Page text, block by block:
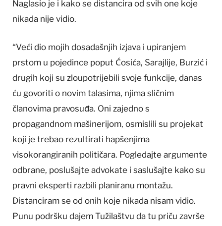
Naglasio je i kako se distancira od svih one koje
nikada nije vidio.
“Veći dio mojih dosadašnjih izjava i upiranjem
prstom u pojedince poput Ćosića, Sarajlije, Burzić i
drugih koji su zloupotrijebili svoje funkcije, danas
ću govoriti o novim talasima, njima sličnim
članovima pravosuđa. Oni zajedno s
propagandnom mašinerijom, osmislili su projekat
koji je trebao rezultirati hapšenjima
visokorangiranih političara. Pogledajte argumente
odbrane, poslušajte advokate i saslušajte kako su
pravni eksperti razbili planiranu montažu.
Distanciram se od onih koje nikada nisam vidio.
Punu podršku dajem Tužilaštvu da tu priču završe